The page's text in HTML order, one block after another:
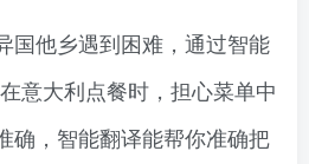
国他乡遇到困难，通过智能
意大利点餐时，担心菜单中
确，智能翻译能帮你准确把